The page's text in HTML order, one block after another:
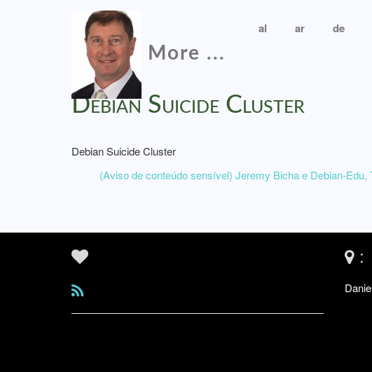
More ...
al ar de
Debian Suicide Cluster
Debian Suicide Cluster
(Aviso de conteúdo sensível) Jeremy Bicha e Debian-
: